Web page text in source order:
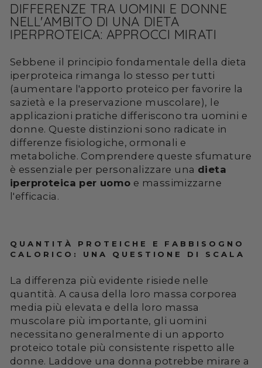
DIFFERENZE TRA UOMINI E DONNE
NELL'AMBITO DI UNA DIETA
IPERPROTEICA: APPROCCI MIRATI
Sebbene il principio fondamentale della dieta
iperproteica rimanga lo stesso per tutti
(aumentare l'apporto proteico per favorire la
sazietà e la preservazione muscolare), le
applicazioni pratiche differiscono tra uomini e
donne. Queste distinzioni sono radicate in
differenze fisiologiche, ormonali e
metaboliche. Comprendere queste sfumature
è essenziale per personalizzare una dieta
iperproteica per uomo e massimizzarne
l'efficacia.
QUANTITÀ PROTEICHE E FABBISOGNO
CALORICO: UNA QUESTIONE DI SCALA
La differenza più evidente risiede nelle
quantità. A causa della loro massa corporea
media più elevata e della loro massa
muscolare più importante, gli uomini
necessitano generalmente di un apporto
proteico totale più consistente rispetto alle
donne. Laddove una donna potrebbe mirare a